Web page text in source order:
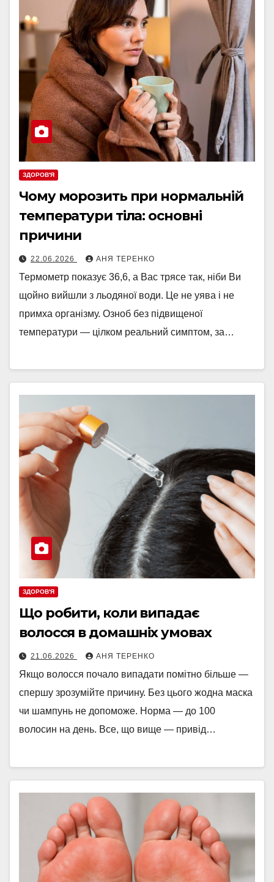
ЗДОРОВ'Я
Чому морозить при нормальній
температури тіла: основні
причини
22.06.2026 АНЯ ТЕРЕНКО
Термометр показує 36,6, а Вас трясе так, ніби Ви
щойно вийшли з льодяної води. Це не уява і не
примха організму. Озноб без підвищеної
температури — цілком реальний симптом, за…
ЗДОРОВ'Я
Що робити, коли випадає
волосся в домашніх умовах
21.06.2026 АНЯ ТЕРЕНКО
Якщо волосся почало випадати помітно більше —
спершу зрозумійте причину. Без цього жодна маска
чи шампунь не допоможе. Норма — до 100
волосин на день. Все, що вище — привід…